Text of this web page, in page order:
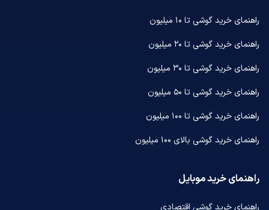
راهنمای خرید گوشی تا ۱۰ میلیون
راهنمای خرید گوشی تا ۲۰ میلیون
راهنمای خرید گوشی تا ۳۰ میلیون
راهنمای خرید گوشی تا ۵۰ میلیون
راهنمای خرید گوشی تا ۱۰۰ میلیون
راهنمای خرید گوشی بالای ۱۰۰ میلیون
راهنمای خرید موبایل
راهنمای خرید گوشی اقتصادی